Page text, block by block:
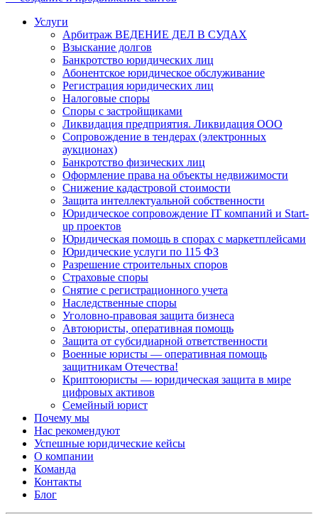
Услуги
Арбитраж ВЕДЕНИЕ ДЕЛ В СУДАХ
Взыскание долгов
Банкротство юридических лиц
Абонентское юридическое обслуживание
Регистрация юридических лиц
Налоговые споры
Споры с застройщиками
Ликвидация предприятия. Ликвидация ООО
Сопровождение в тендерах (электронных
аукционах)
Банкротство физических лиц
Оформление права на объекты недвижимости
Снижение кадастровой стоимости
Защита интеллектуальной собственности
Юридическое сопровождение IT компаний и Start-
up проектов
Юридическая помощь в спорах с маркетплейсами
Юридические услуги по 115 ФЗ
Разрешение строительных споров
Страховые споры
Снятие с регистрационного учета
Наследственные споры
Уголовно-правовая защита бизнеса
Автоюристы, оперативная помощь
Защита от субсидиарной ответственности
Военные юристы — оперативная помощь
защитникам Отечества!
Криптоюристы — юридическая защита в мире
цифровых активов
Семейный юрист
Почему мы
Нас рекомендуют
Успешные юридические кейсы
О компании
Команда
Контакты
Блог